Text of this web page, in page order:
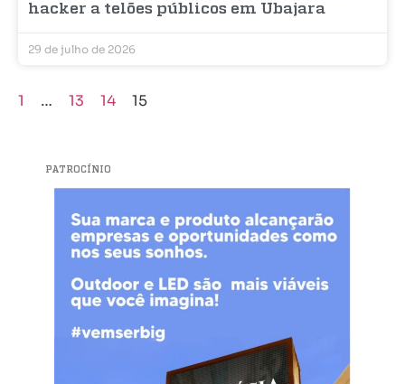
hacker a telões públicos em Ubajara
29 de julho de 2026
1 … 13 14 15
PATROCÍNIO